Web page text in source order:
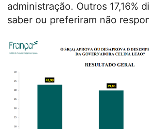
administração. Outros 17,16%
saber ou preferiram não